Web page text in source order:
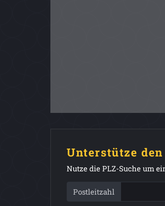
Unterstütze
Nutze die PLZ-Suche um
Postleitzahl